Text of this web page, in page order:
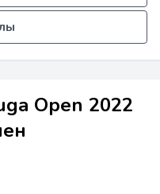
Open 2022